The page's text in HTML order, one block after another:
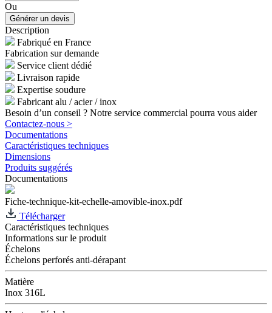
Ou
Description
Fabriqué en France
Fabrication sur demande
Service client dédié
Livraison rapide
Expertise soudure
Fabricant alu / acier / inox
Besoin d’un conseil ? Notre service commercial pourra vous aider
Contactez-nous >
Documentations
Caractéristiques techniques
Dimensions
Produits suggérés
Documentations
Fiche-technique-kit-echelle-amovible-inox.pdf
Télécharger
Caractéristiques techniques
Informations sur le produit
Échelons
Échelons perforés anti-dérapant
Matière
Inox 316L